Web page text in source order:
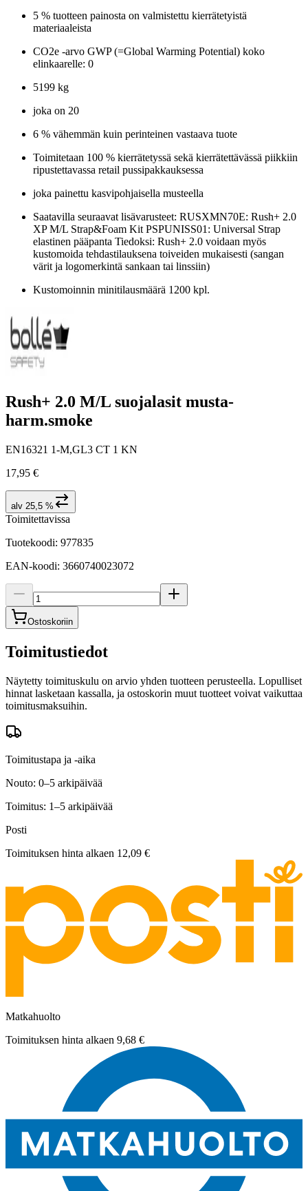
5 % tuotteen painosta on valmistettu kierrätetyistä
materiaaleista
CO2e -arvo GWP (=Global Warming Potential) koko
elinkaarelle: 0
5199 kg
joka on 20
6 % vähemmän kuin perinteinen vastaava tuote
Toimitetaan 100 % kierrätetyssä sekä kierrätettävässä piikkiin
ripustettavassa retail pussipakkauksessa
joka painettu kasvipohjaisella musteella
Saatavilla seuraavat lisävarusteet: RUSXMN70E: Rush+ 2.0
XP M/L Strap&Foam Kit PSPUNISS01: Universal Strap
elastinen pääpanta Tiedoksi: Rush+ 2.0 voidaan myös
kustomoida tehdastilauksena toiveiden mukaisesti (sangan
värit ja logomerkintä sankaan tai linssiin)
Kustomoinnin minitilausmäärä 1200 kpl.
Rush+ 2.0 M/L suojalasit musta-
harm.smoke
EN16321 1-M,GL3 CT 1 KN
17,95 €
alv 25,5 %
Toimitettavissa
Tuotekoodi: 977835
EAN-koodi: 3660740023072
Ostoskoriin
Toimitustiedot
Näytetty toimituskulu on arvio yhden tuotteen perusteella. Lopulliset
hinnat lasketaan kassalla, ja ostoskorin muut tuotteet voivat vaikuttaa
toimitusmaksuihin.
Toimitustapa ja -aika
Nouto: 0–5 arkipäivää
Toimitus: 1–5 arkipäivää
Posti
Toimituksen hinta alkaen 12,09 €
Matkahuolto
Toimituksen hinta alkaen 9,68 €